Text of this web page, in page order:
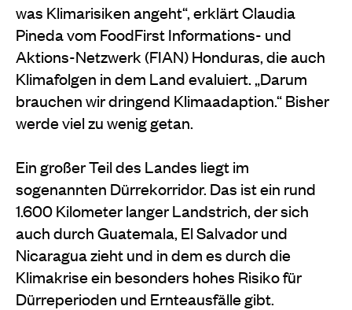
was Klimarisiken angeht“, erklärt Claudia
Pineda vom FoodFirst Informations- und
Aktions-Netzwerk (FIAN) Honduras, die auch
Klimafolgen in dem Land evaluiert. „Darum
brauchen wir dringend Klimaadaption.“ Bisher
werde viel zu wenig getan.
Ein großer Teil des Landes liegt im
sogenannten Dürrekorridor. Das ist ein rund
1.600 Kilometer langer Landstrich, der sich
auch durch Guatemala, El Salvador und
Nicaragua zieht und in dem es durch die
Klimakrise ein besonders hohes Risiko für
Dürreperioden und Ernteausfälle gibt.